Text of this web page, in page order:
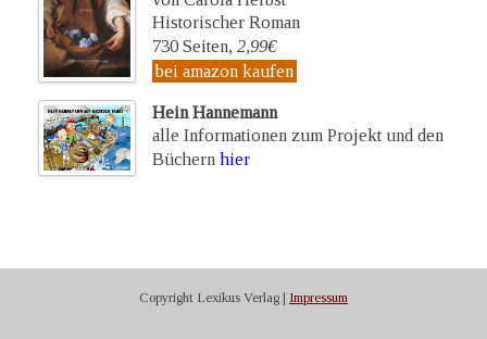
Historischer Roman
730 Seiten, 2,99€
bei amazon kaufen
Hein Hannemann
alle Informationen zum Projekt und den
Büchern hier
Copyright Lexikus Verlag | Impressum